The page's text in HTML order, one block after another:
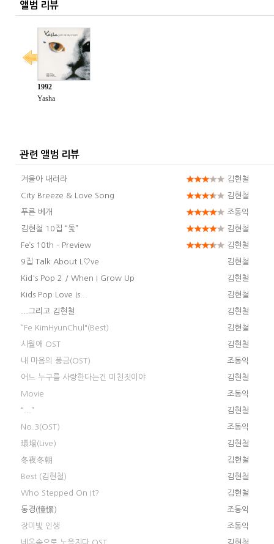
앨범 리뷰
관련 앨범 리뷰
겨울아 내려라 김현철
City Breeze & Love Song 김현철
푸른 베개 조동익
김현철 10집 “돛” 김현철
Fe’s 10th – Preview 김현철
9집 Talk About L♡ve 김현철
Kid's Pop 2 / When I Grow Up 김현철
Kids Pop Love Is... 김현철
...그리고 김현철 김현철
“Fe KimHyunChul"(Best) 김현철
시월애 OST 김현철
내 마음의 풍금(OST) 조동익
어느 누구를 사랑한다는건 미친짓이야 김현철
Movie 조동익
“...” 김현철
No.3(OST) 조동익
環場(Live) 김현철
冬夜冬朝 김현철
Best (김현철) 김현철
Who Stepped On It? 김현철
동경(憧憬) 조동익
장미빛 인생 조동익